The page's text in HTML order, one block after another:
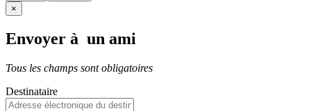
×
Envoyer à un ami
Tous les champs sont obligatoires
Destinataire